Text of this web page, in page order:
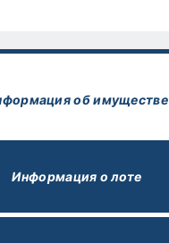
об имуществе
Информация о лоте